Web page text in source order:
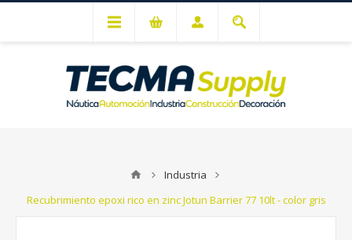
Industria
Recubrimiento epoxi rico en zinc Jotun Barrier 77 10lt - color gris